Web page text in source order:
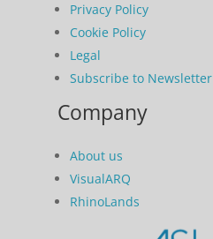
Privacy Policy
Cookie Policy
Legal
Subscribe to Newsletter
Company
About us
VisualARQ
RhinoLands